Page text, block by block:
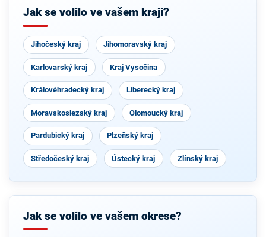
Jak se volilo ve vašem kraji?
Jihočeský kraj Jihomoravský kraj
Karlovarský kraj Kraj Vysočina
Královéhradecký kraj Liberecký kraj
Moravskoslezský kraj Olomoucký kraj
Pardubický kraj Plzeňský kraj
Středočeský kraj Ústecký kraj Zlínský kraj
Jak se volilo ve vašem okrese?